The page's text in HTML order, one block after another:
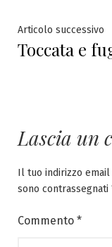
Articolo successivo
Toccata e
Lascia un
Il tuo indirizzo
sono contrassegnati
Commento *